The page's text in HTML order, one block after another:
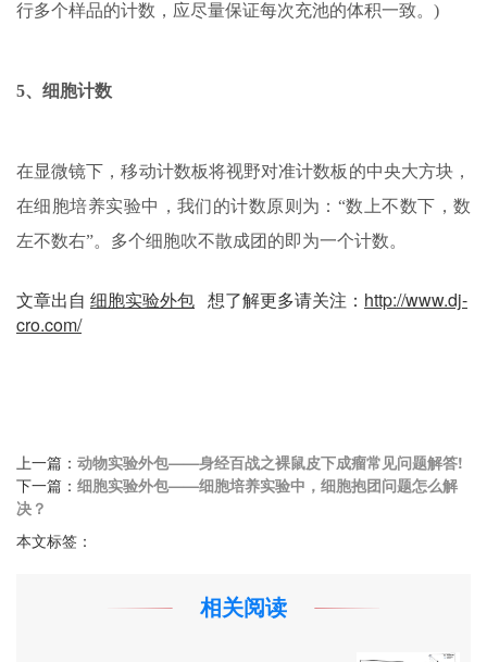
行多个样品的计数，应尽量保证每次充池的体积一致。)
5、细胞计数
在显微镜下，移动计数板将视野对准计数板的中央大方块，
在细胞培养实验中，我们的计数原则为：“数上不数下，数
左不数右”。多个细胞吹不散成团的即为一个计数。
文章出自 细胞实验外包 想了解更多请关注： http://www.dj-
cro.com/
上一篇： 动物实验外包——身经百战之裸鼠皮下成瘤常见问题解答!
下一篇： 细胞实验外包——细胞培养实验中，细胞抱团问题怎么解
决？
本文标签：
相关阅读